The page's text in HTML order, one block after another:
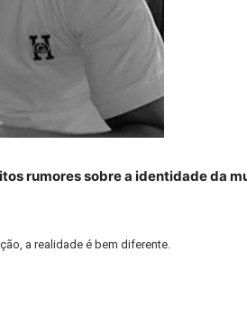
rumores sobre a identidade da
a realidade é bem diferente.